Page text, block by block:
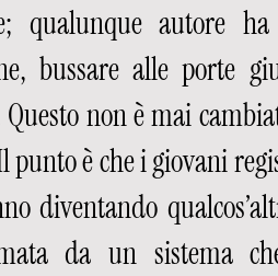
qualunque autore
bussare alle porte
Questo non è mai
punto è che i giovani
diventando
da un sistema